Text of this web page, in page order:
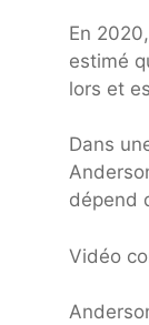
En
estimé
lors et
Dans
dépend
Vidéo